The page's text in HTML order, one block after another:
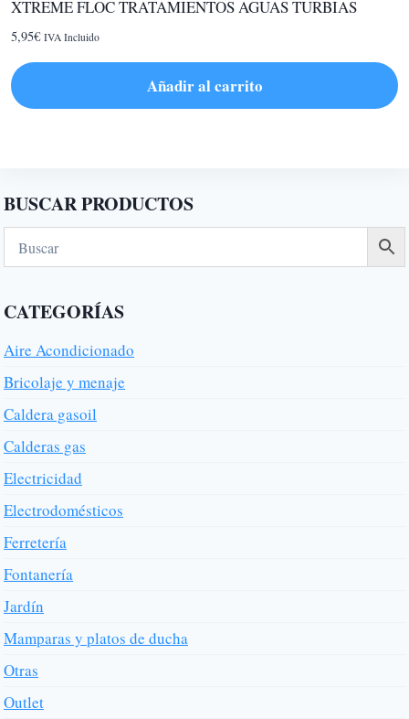
XTREME FLOC TRATAMIENTOS AGUAS TURBIAS
5,95€ IVA Incluido
Añadir al carrito
BUSCAR PRODUCTOS
CATEGORÍAS
Aire Acondicionado
Bricolaje y menaje
Caldera gasoil
Calderas gas
Electricidad
Electrodomésticos
Ferretería
Fontanería
Jardín
Mamparas y platos de ducha
Otras
Outlet